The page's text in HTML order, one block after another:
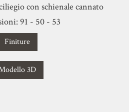
con schienale cannato
91 - 50 - 53
Finiture
3D